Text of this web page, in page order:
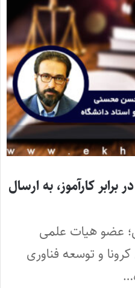
کارآموز، به ارسال
عضو هیات علمی
و توسعه فناوری